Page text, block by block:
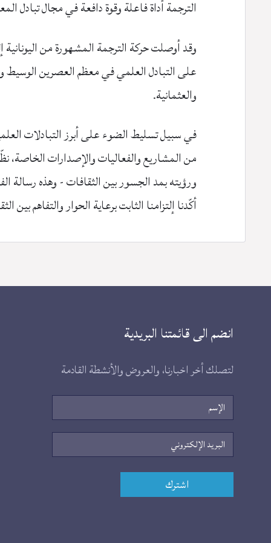
الترجمة أداة فاعلة وقوة دافعة في مجال تبادل
وقد أوصلت حركة الترجمة المشهورة من اليونانية
على التبادل العلمي في معظم العصرين الوسيط
والعثمانية.
في سبيل تسليط الضوء على أبرز التبادلات
ورؤيته بمد الجسور بين الثقافات - وهذه رسالة
أكّدنا إلتزامنا الثابت برعاية الحوار والتفاهم
انضم الى قائمتنا البريدية
لتصلك أخر اخبارنا، والعروض والأنشطة القادمة
الإسم
البريد
الإلكتروني
اشترك